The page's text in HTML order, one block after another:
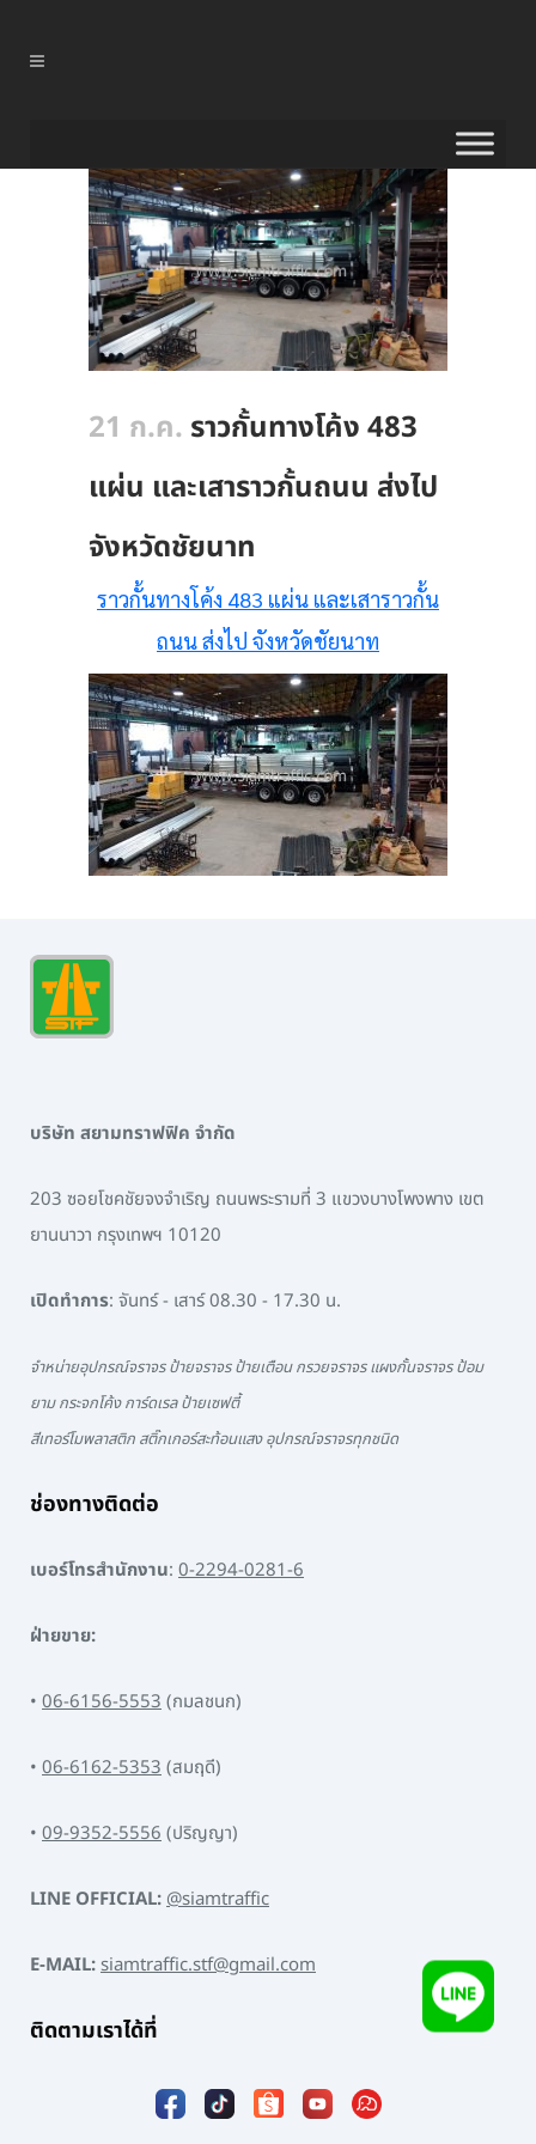
21 ก.ค. ราวกั้นทางโค้ง 483
แผ่น และเสาราวกั้นถนน ส่งไป
จังหวัดชัยนาท
ราวกั้นทางโค้ง 483 แผ่น และเสาราวกั้น
ถนน ส่งไป จังหวัดชัยนาท
บริษัท สยามทราฟฟิค จำกัด
203 ซอยโชคชัยจงจำเริญ ถนนพระรามที่ 3 แขวงบางโพงพาง เขต
ยานนาวา กรุงเทพฯ 10120
เปิดทำการ: จันทร์ - เสาร์ 08.30 - 17.30 น.
จำหน่ายอุปกรณ์จราจร ป้ายจราจร ป้ายเตือน กรวยจราจร แผงกั้นจราจร ป้อม
ยาม กระจกโค้ง การ์ดเรล ป้ายเซฟตี้
สีเทอร์โมพลาสติก สติ๊กเกอร์สะท้อนแสง อุปกรณ์จราจรทุกชนิด
ช่องทางติดต่อ
เบอร์โทรสำนักงาน: 0-2294-0281-6
ฝ่ายขาย:
• 06-6156-5553(กมลชนก)
• 06-6162-5353(สมฤดี)
• 09-9352-5556(ปริญญา)
LINE OFFICIAL:@siamtraffic
E-MAIL:siamtraffic.stf@gmail.com
ติดตามเราได้ที่